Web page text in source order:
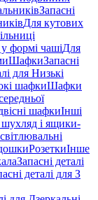
Запасні
Для кутових
формі чашіДля
ШафкиЗапасні
для Низькі
шафкиШафки
шафкиІнші
і ящики-
РозеткиІнше
Запасні деталі
деталі для З